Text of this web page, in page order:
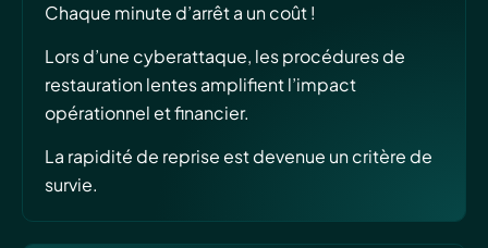
Chaque minute d’arrêt a un coût !
Lors d’une cyberattaque, les procédures de
restauration lentes amplifient l’impact
opérationnel et financier.
La rapidité de reprise est devenue un critère de
survie.